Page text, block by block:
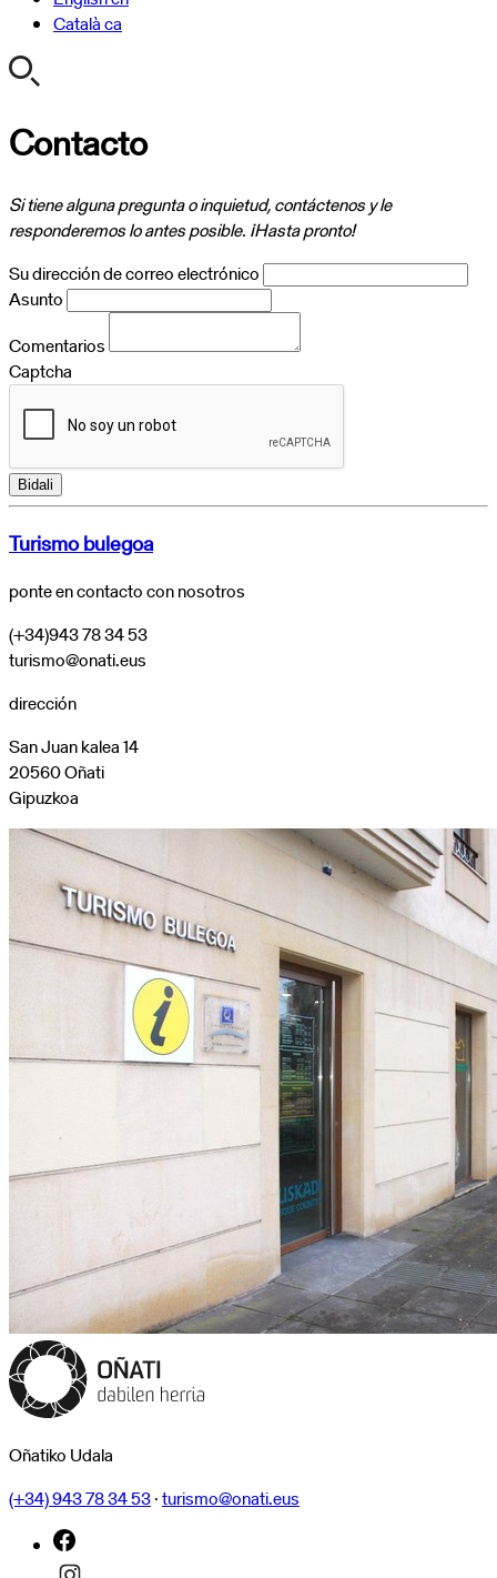
Catalàca
Contacto
Si tiene alguna pregunta o inquietud, contáctenos y le
responderemos lo antes posible. ¡Hasta pronto!
Su dirección de correo electrónico
Asunto
Comentarios
Captcha
Bidali
Turismo bulegoa
ponte en contacto con nosotros
(+34)943 78 34 53
turismo@onati.eus
dirección
San Juan kalea 14
20560 Oñati
Gipuzkoa
Oñatiko Udala
(+34) 943 78 34 53·turismo@onati.eus